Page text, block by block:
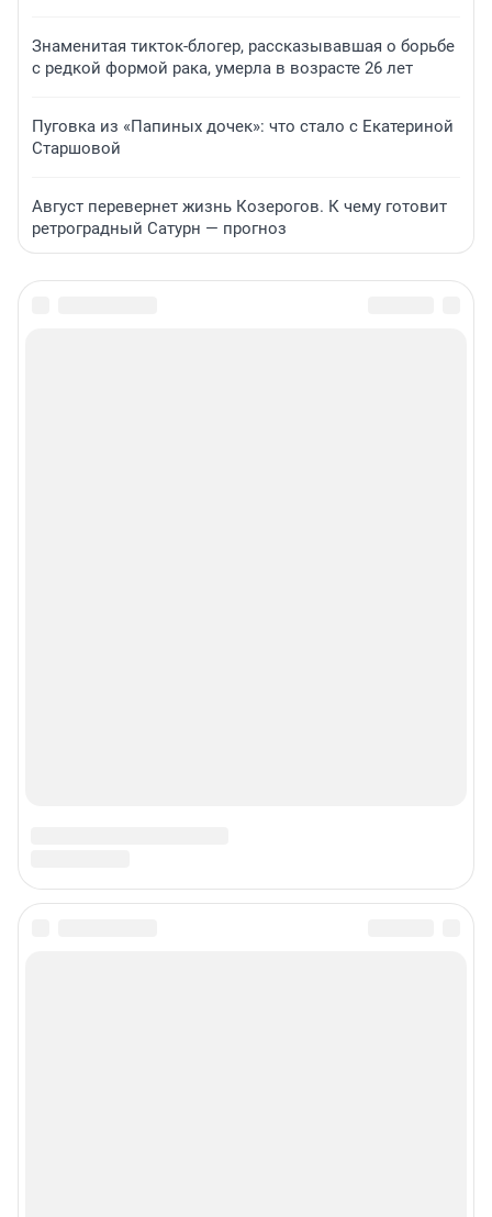
Знаменитая тикток-блогер, рассказывавшая о борьбе
с редкой формой рака, умерла в возрасте 26 лет
Пуговка из «Папиных дочек»: что стало с Екатериной
Старшовой
Август перевернет жизнь Козерогов. К чему готовит
ретроградный Сатурн — прогноз